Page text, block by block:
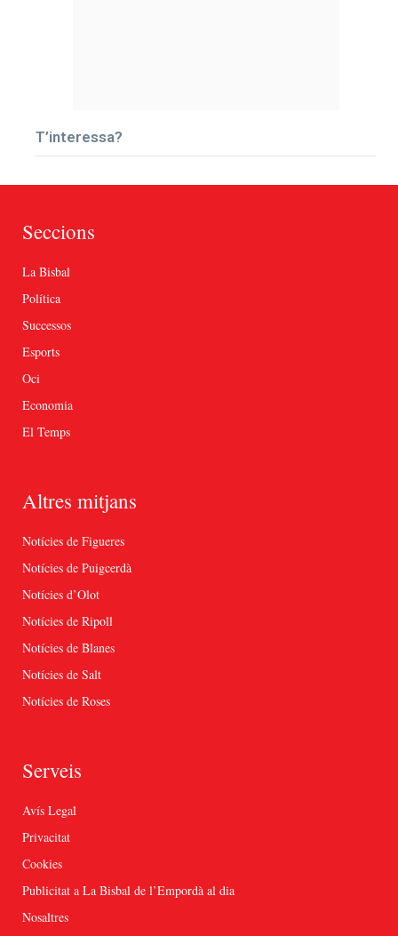
T’interessa?
Seccions
La Bisbal
Política
Successos
Esports
Oci
Economia
El Temps
Altres mitjans
Notícies de Figueres
Notícies de Puigcerdà
Notícies d’Olot
Notícies de Ripoll
Notícies de Blanes
Notícies de Salt
Notícies de Roses
Serveis
Avís Legal
Privacitat
Cookies
Publicitat a La Bisbal de l’Empordà al dia
Nosaltres